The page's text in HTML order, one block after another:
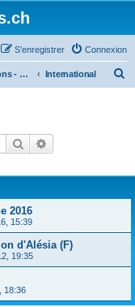
Connexion
S’enregistrer
Manifestations - Events International
Rechercher
2016
15:39
d'Alésia (F)
19:35
18:36